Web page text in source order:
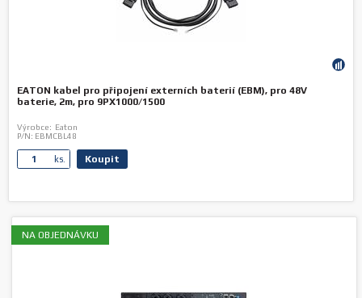
EATON kabel pro připojení externích baterií (EBM), pro 48V
baterie, 2m, pro 9PX1000/1500
Výrobce: Eaton
P/N: EBMCBL48
ks. Koupit
NA OBJEDNÁVKU